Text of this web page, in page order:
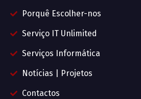
Porquê Escolher-nos
Serviço IT Unlimited
Serviços Informática
Notícias | Projetos
Contactos